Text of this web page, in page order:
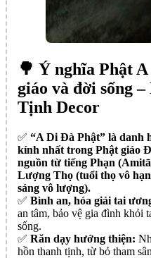
🌳 Ý nghĩa Phật
giáo và đời sống
Tịnh Decor
✅️ “A Di Đà Phật” là danh
kính nhất trong Phật giáo
nguồn từ tiếng Phạn
Lượng Thọ (tuổi thọ vô
sáng vô lượng).
✅️ Bình an, hóa giải tai
an tâm, bảo vệ gia đình khỏi
sống.
✅️ Răn dạy hướng thiện:
hồn thanh tịnh, từ bỏ tham